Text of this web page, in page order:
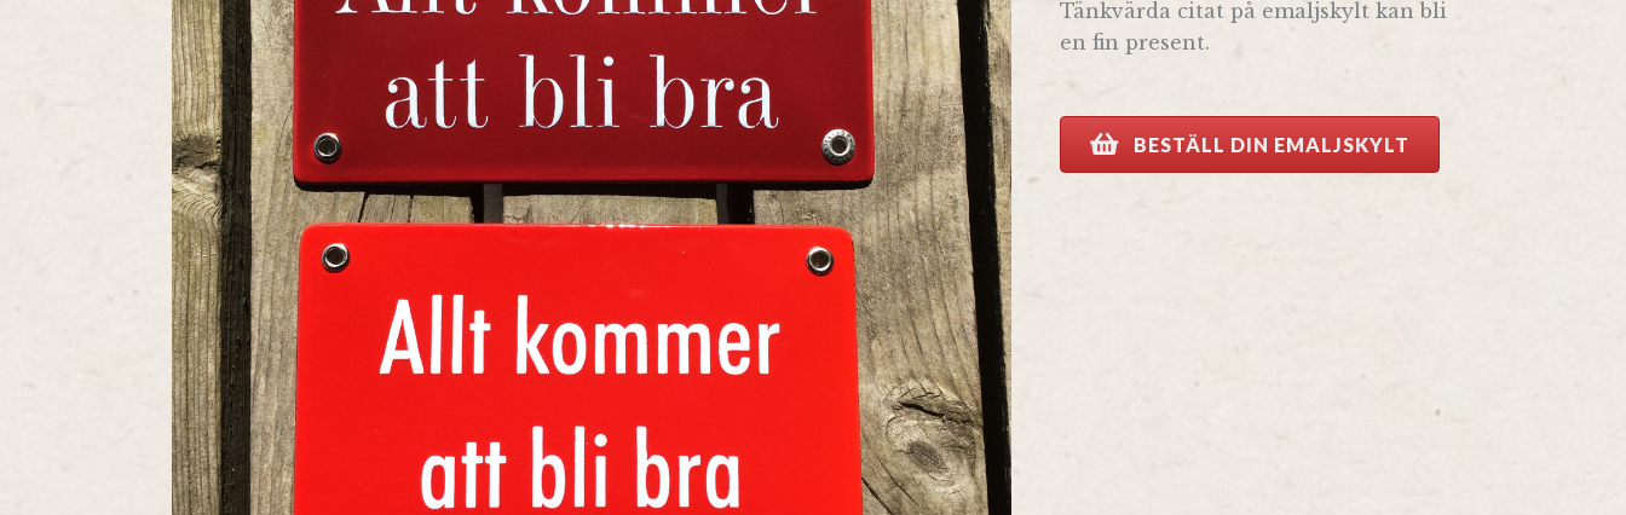
Tänkvärda citat på emaljskylt kan bli
en fin present.
BESTÄLL DIN EMALJSKYLT